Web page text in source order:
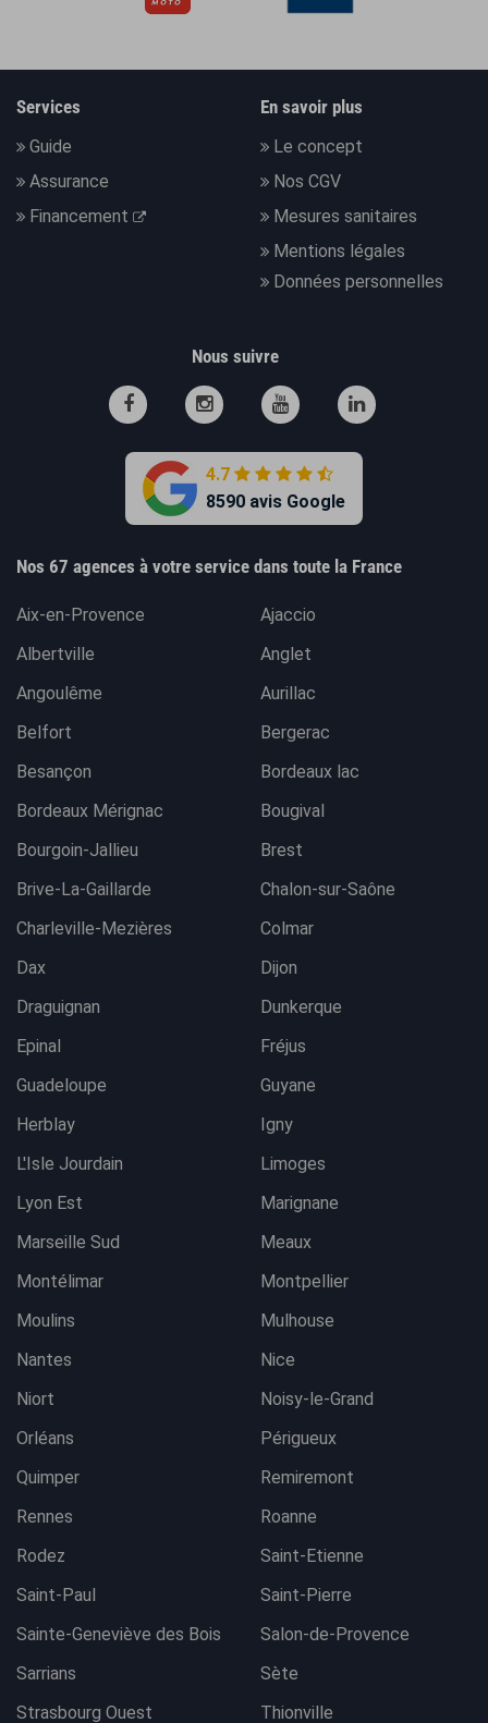
Services
Guide
Assurance
Financement
En savoir plus
Le concept
Nos CGV
Mesures sanitaires
Mentions légales
Données personnelles
Nous suivre
4.7
8590 avis Google
Nos 67 agences à votre service dans toute la France
Aix-en-Provence
Ajaccio
Albertville
Anglet
Angoulême
Aurillac
Belfort
Bergerac
Besançon
Bordeaux lac
Bordeaux Mérignac
Bougival
Bourgoin-Jallieu
Brest
Brive-La-Gaillarde
Chalon-sur-Saône
Charleville-Mezières
Colmar
Dax
Dijon
Draguignan
Dunkerque
Epinal
Fréjus
Guadeloupe
Guyane
Herblay
Igny
L'Isle Jourdain
Limoges
Lyon Est
Marignane
Marseille Sud
Meaux
Montélimar
Montpellier
Moulins
Mulhouse
Nantes
Nice
Niort
Noisy-le-Grand
Orléans
Périgueux
Quimper
Remiremont
Rennes
Roanne
Rodez
Saint-Etienne
Saint-Paul
Saint-Pierre
Sainte-Geneviève des Bois
Salon-de-Provence
Sarrians
Sète
Strasbourg Ouest
Thionville